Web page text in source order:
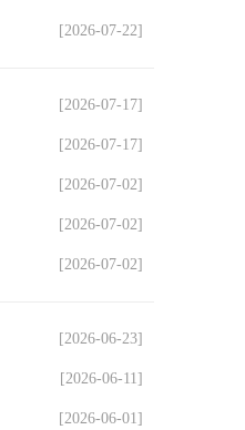
[2026-07-22]
[2026-07-17]
[2026-07-17]
[2026-07-02]
[2026-07-02]
[2026-07-02]
[2026-06-23]
[2026-06-11]
[2026-06-01]